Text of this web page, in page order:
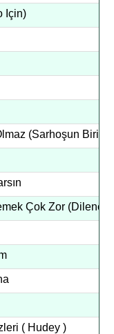
Için)
(Sarhoşun
Çok Zor (Dilenci)
( Hudey )